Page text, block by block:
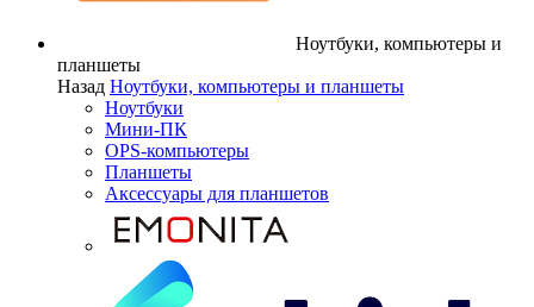
Ноутбуки, компьютеры и
планшеты
Назад Ноутбуки, компьютеры и планшеты
Ноутбуки
Мини-ПК
OPS-компьютеры
Планшеты
Аксессуары для планшетов